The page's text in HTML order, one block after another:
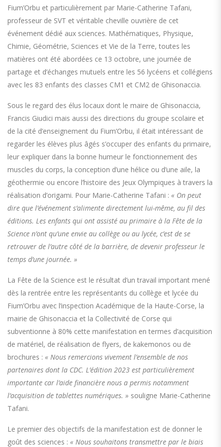
Fium’Orbu et particulièrement par Marie-Catherine Tafani,
professeur de SVT et véritable cheville ouvrière de cet
événement dédié aux sciences. Mathématiques, Physique,
Chimie, Géométrie, Sciences et Vie de la Terre, toutes les
matières ont été abordées ce 13 octobre, une journée de
partage et d’échanges mutuels entre les 56 lycéens et collégiens
avec les 83 enfants des classes CM1 et CM2 de Ghisonaccia.
Sous le regard des élus locaux dont le maire de Ghisonaccia,
Francis Giudici mais aussi des directions du groupe scolaire et
de la cité d’enseignement du Fium’Orbu, il était intéressant de
regarder les élèves plus âgés s’occuper des enfants du primaire,
leur expliquer dans la bonne humeur le fonctionnement des
muscles du corps, la conception d’une hélice ou d’une aile, la
géothermie ou encore l’histoire des Jeux Olympiques à travers la
réalisation d’origami. Pour Marie-Catherine Tafani : « On peut
dire que l’événement s’alimente directement lui-même, au fil des
éditions. Les enfants qui ont assisté au primaire à la Fête de la
Science n’ont qu’une envie au collège ou au lycée, c’est de se
retrouver de l’autre côté de la barrière, de devenir professeur le
temps d’une journée. »
La Fête de la Science est le résultat d’un travail important mené
dès la rentrée entre les représentants du collège et lycée du
Fium’Orbu avec l’inspection Académique de la Haute-Corse, la
mairie de Ghisonaccia et la Collectivité de Corse qui
subventionne à 80% cette manifestation en termes d’acquisition
de matériel, de réalisation de flyers, de kakemonos ou de
brochures : « Nous remercions vivement l’ensemble de nos
partenaires dont la CDC. L’édition 2023 est particulièrement
importante car l’aide financière nous a permis notamment
l’acquisition de tablettes numériques. » souligne Marie-Catherine
Tafani.
Le premier des objectifs de la manifestation est de donner le
goût des sciences : « Nous souhaitons transmettre par le biais